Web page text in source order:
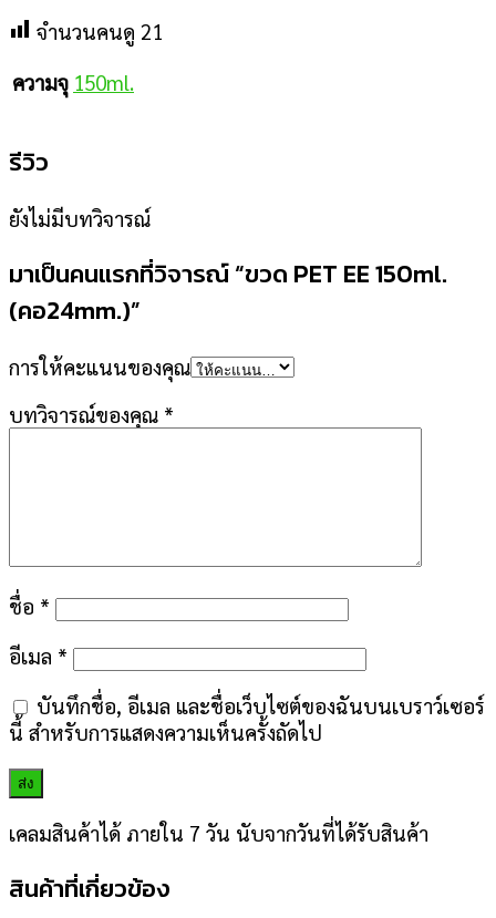
จำนวนคนดู 21
ความจุ 150ml.
รีวิว
ยังไม่มีบทวิจารณ์
มาเป็นคนแรกที่วิจารณ์ “ขวด PET EE 150ml.
(คอ24mm.)”
การให้คะแนนของคุณ
บทวิจารณ์ของคุณ *
ชื่อ *
อีเมล *
บันทึกชื่อ, อีเมล และชื่อเว็บไซต์ของฉันบนเบราว์เซอร์
นี้ สำหรับการแสดงความเห็นครั้งถัดไป
เคลมสินค้าได้ ภายใน 7 วัน นับจากวันที่ได้รับสินค้า
สินค้าที่เกี่ยวข้อง